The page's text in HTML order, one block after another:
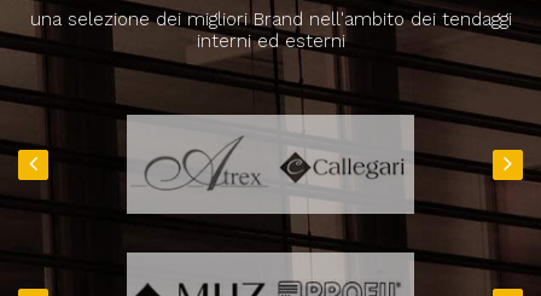
una selezione dei migliori Brand nell'ambito dei tendaggi
interni ed esterni